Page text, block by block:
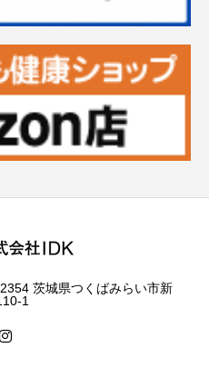
茨城県つくばみらい市新
1